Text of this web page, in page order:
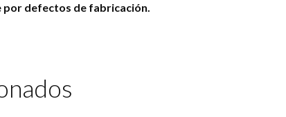
por defectos de fabricación.